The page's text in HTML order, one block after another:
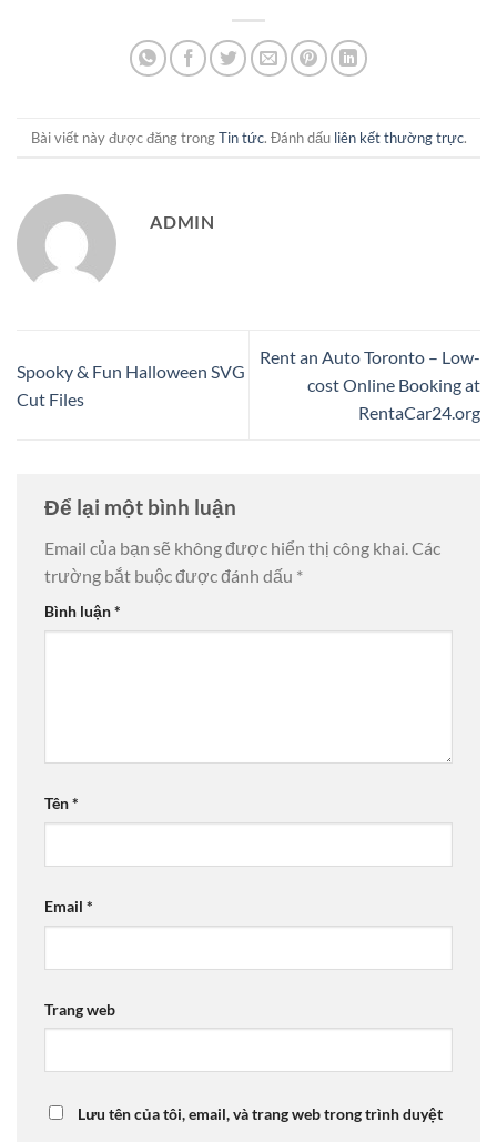
Bài viết này được đăng trongTin tức. Đánh dấu liên kết thường trực.
ADMIN
Spooky & Fun Halloween SVG
Cut Files
Rent an Auto Toronto – Low-
cost Online Booking at
RentaCar24.org
Để lại một bình luận
Email của bạn sẽ không được hiển thị công khai.Các
trường bắt buộc được đánh dấu *
Bình luận*
Tên*
Email *
Trang web
Lưu tên của tôi, email, và trang web trong trình duyệt